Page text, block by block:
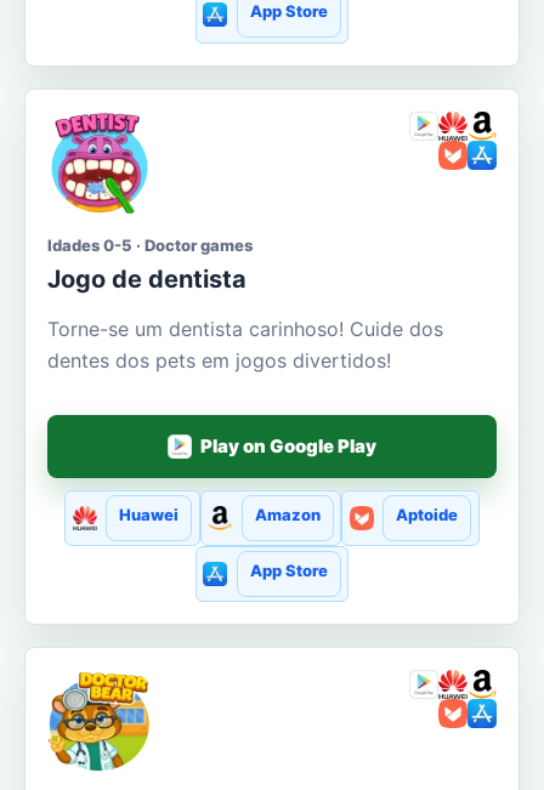
App Store
Idades 0-5 · Doctor games
Jogo de dentista
Torne-se um dentista carinhoso! Cuide dos
dentes dos pets em jogos divertidos!
Play on Google Play
Huawei Amazon Aptoide
App Store